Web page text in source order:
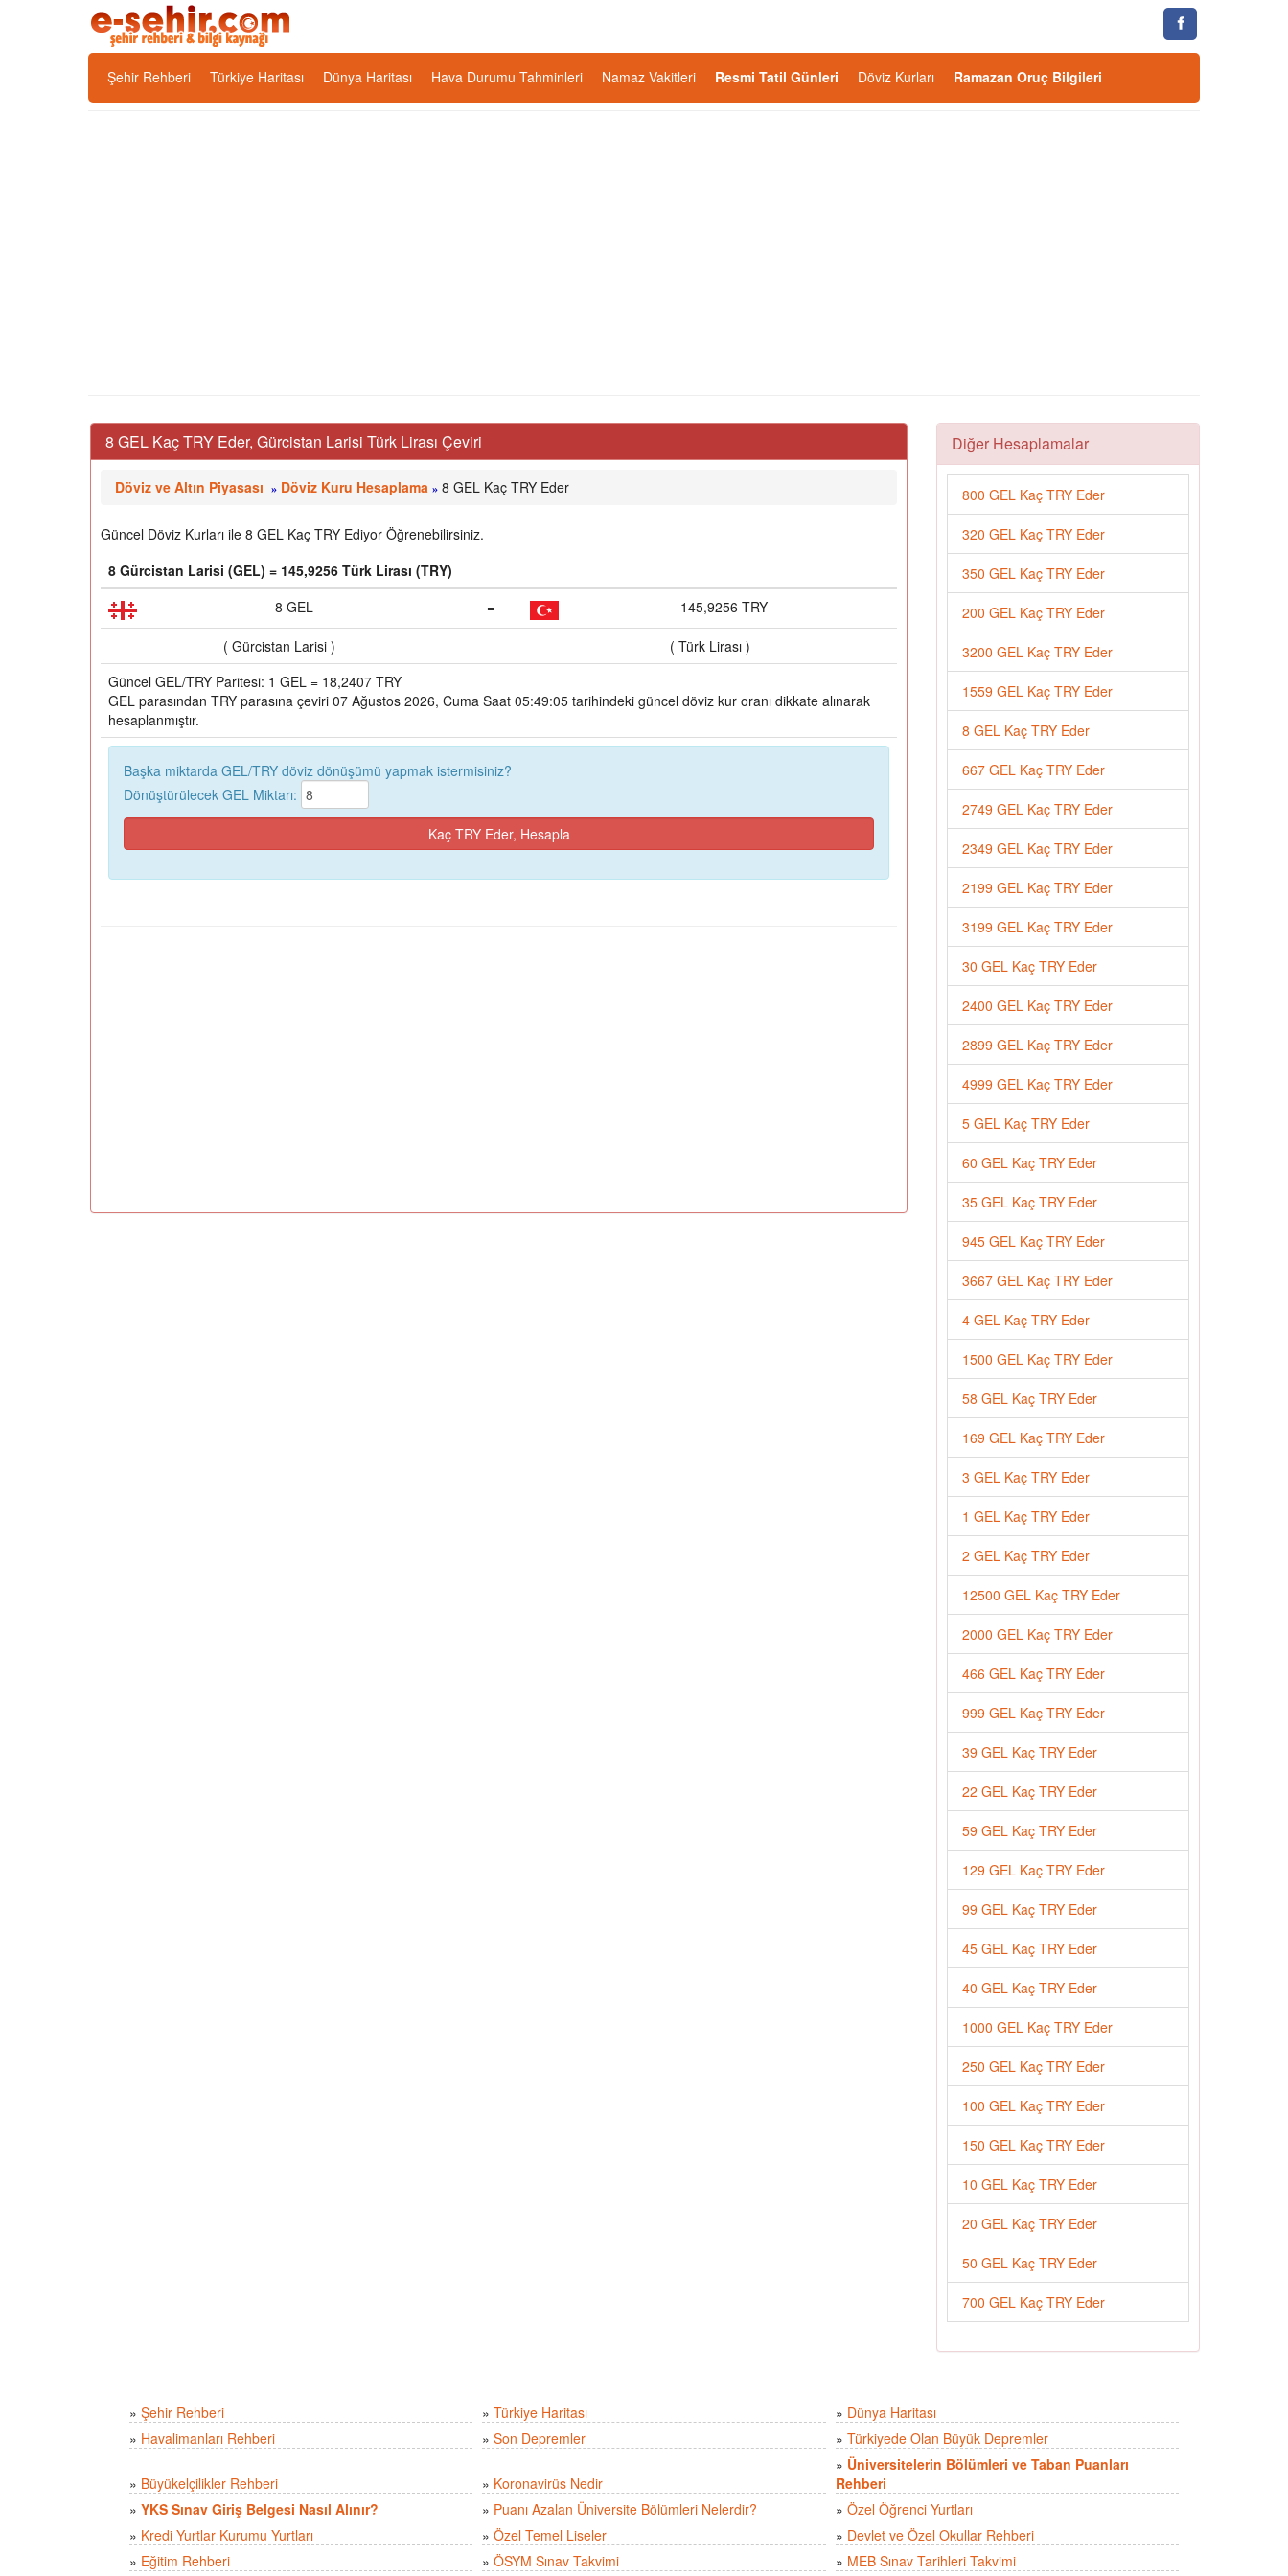
Şehir Rehberi Türkiye Haritası Dünya Haritası Hava Durumu Tahminleri Namaz Vakitleri Resmi Tatil Günleri Döviz Kurları Ramazan Oruç Bilgileri
8 GEL Kaç TRY Eder, Gürcistan Larisi Türk Lirası Çeviri
Döviz ve Altın Piyasası » Döviz Kuru Hesaplama » 8 GEL Kaç TRY Eder
Güncel Döviz Kurları ile 8 GEL Kaç TRY Ediyor Öğrenebilirsiniz.
8 Gürcistan Larisi (GEL) = 145,9256 Türk Lirası (TRY)
8 GEL
= 145,9256 TRY
( Gürcistan Larisi )
( Türk Lirası )
Güncel GEL/TRY Paritesi: 1 GEL = 18,2407 TRY
GEL parasından TRY parasına çeviri 07 Ağustos 2026, Cuma Saat 05:49:05 tarihindeki güncel döviz kur oranı dikkate alınarak
hesaplanmıştır.
Başka miktarda GEL/TRY döviz dönüşümü yapmak istermisiniz?
Dönüştürülecek GEL Miktarı:
Diğer Hesaplamalar
800 GEL Kaç TRY Eder
320 GEL Kaç TRY Eder
350 GEL Kaç TRY Eder
200 GEL Kaç TRY Eder
3200 GEL Kaç TRY Eder
1559 GEL Kaç TRY Eder
8 GEL Kaç TRY Eder
667 GEL Kaç TRY Eder
2749 GEL Kaç TRY Eder
2349 GEL Kaç TRY Eder
2199 GEL Kaç TRY Eder
3199 GEL Kaç TRY Eder
30 GEL Kaç TRY Eder
2400 GEL Kaç TRY Eder
2899 GEL Kaç TRY Eder
4999 GEL Kaç TRY Eder
5 GEL Kaç TRY Eder
60 GEL Kaç TRY Eder
35 GEL Kaç TRY Eder
945 GEL Kaç TRY Eder
3667 GEL Kaç TRY Eder
4 GEL Kaç TRY Eder
1500 GEL Kaç TRY Eder
58 GEL Kaç TRY Eder
169 GEL Kaç TRY Eder
3 GEL Kaç TRY Eder
1 GEL Kaç TRY Eder
2 GEL Kaç TRY Eder
12500 GEL Kaç TRY Eder
2000 GEL Kaç TRY Eder
466 GEL Kaç TRY Eder
999 GEL Kaç TRY Eder
39 GEL Kaç TRY Eder
22 GEL Kaç TRY Eder
59 GEL Kaç TRY Eder
129 GEL Kaç TRY Eder
99 GEL Kaç TRY Eder
45 GEL Kaç TRY Eder
40 GEL Kaç TRY Eder
1000 GEL Kaç TRY Eder
250 GEL Kaç TRY Eder
100 GEL Kaç TRY Eder
150 GEL Kaç TRY Eder
10 GEL Kaç TRY Eder
20 GEL Kaç TRY Eder
50 GEL Kaç TRY Eder
700 GEL Kaç TRY Eder
» Şehir Rehberi » Türkiye Haritası » Dünya Haritası
» Havalimanları Rehberi » Son Depremler » Türkiyede Olan Büyük Depremler
» Büyükelçilikler Rehberi » Koronavirüs Nedir
» Üniversitelerin Bölümleri ve Taban Puanları
Rehberi
» YKS Sınav Giriş Belgesi Nasıl Alınır? » Puanı Azalan Üniversite Bölümleri Nelerdir? » Özel Öğrenci Yurtları
» Kredi Yurtlar Kurumu Yurtları » Özel Temel Liseler » Devlet ve Özel Okullar Rehberi
» Eğitim Rehberi » ÖSYM Sınav Takvimi » MEB Sınav Tarihleri Takvimi